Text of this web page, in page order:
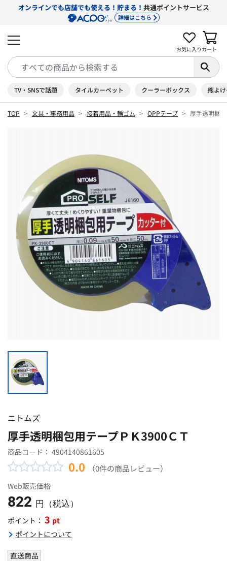
オンラインでも店舗でも使える！貯まる！ 共通ポイントサービス
詳細はこちら
お気に入り カート
TV・SNSで話題 タイルカーペット クーラーボックス 熊よ
TOP 文具・事務用品 接着用品・輪ゴム OPPテープ 厚手透明梱
ニトムズ
厚手透明梱包用テープＰＫ3900ＣＴ
商品コード： 4904140861605
0.0 （0件の商品レビュー）
Web販売価格
822 円（税込）
ポイント： 3 pt
ポイントについて
直送商品